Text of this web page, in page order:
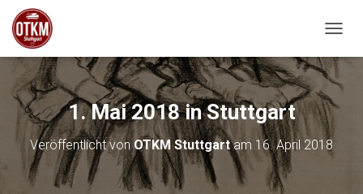
1. Mai 2018 in Stuttgart
Veröffentlicht vonOTKM Stuttgartam 16. April 2018